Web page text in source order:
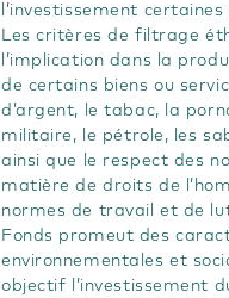
l’investissement
Les critères de filtrage
l’implication dans la
de certains biens ou
d’argent, le tabac, la
militaire, le pétrole, les
ainsi que le respect des
matière de droits de
normes de travail et de
Fonds promeut des
environnementales et
objectif l’investissement